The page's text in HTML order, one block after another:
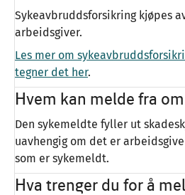
Sykeavbruddsforsikring kjøpes
arbeidsgiver.
Les mer om
tegner det her.
Hvem kan melde fra
Den sykemeldte fyller ut
uavhengig om det er
som er sykemeldt.
Hva trenger du for å